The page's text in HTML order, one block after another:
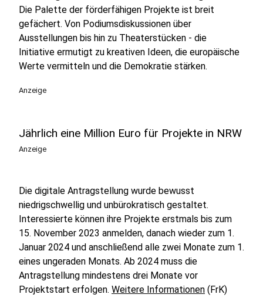
Die Palette der förderfähigen Projekte ist breit
gefächert. Von Podiumsdiskussionen über
Ausstellungen bis hin zu Theaterstücken - die
Initiative ermutigt zu kreativen Ideen, die europäische
Werte vermitteln und die Demokratie stärken.
Anzeige
Jährlich eine Million Euro für Projekte in NRW
Anzeige
Die digitale Antragstellung wurde bewusst
niedrigschwellig und unbürokratisch gestaltet.
Interessierte können ihre Projekte erstmals bis zum
15. November 2023 anmelden, danach wieder zum 1.
Januar 2024 und anschließend alle zwei Monate zum 1.
eines ungeraden Monats. Ab 2024 muss die
Antragstellung mindestens drei Monate vor
Projektstart erfolgen. Weitere Informationen (FrK)